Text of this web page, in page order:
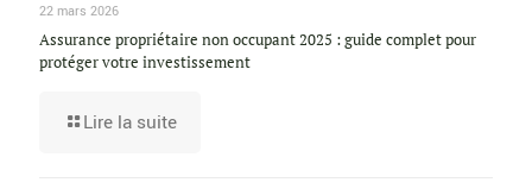
22 mars 2026
Assurance propriétaire non occupant 2025 : guide complet pour
protéger votre investissement
Lire la suite